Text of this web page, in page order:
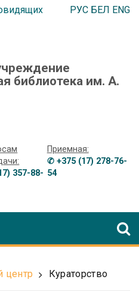
РУС БЕЛ ENG
библиотека им. А.
357-88-
Приемная:
✆ +375 (17) 278-76-
54
центр Кураторство